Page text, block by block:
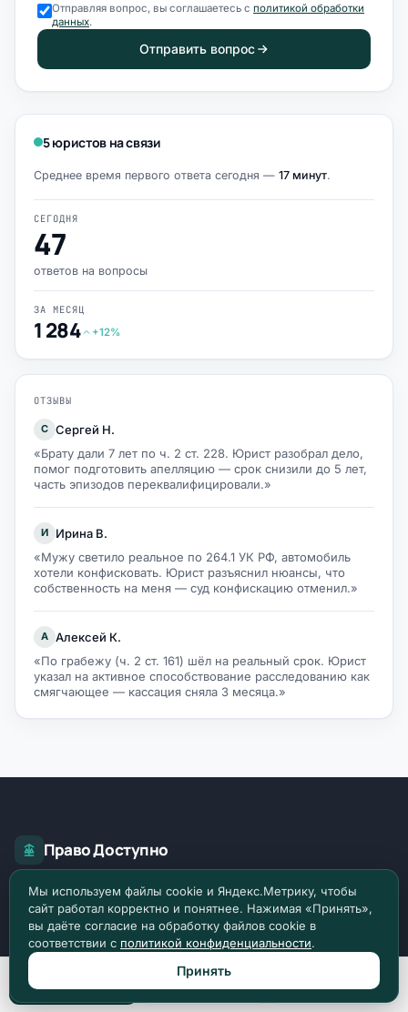
Отправляя вопрос, вы соглашаетесь с политикой обработки
данных.
Отправить вопрос
5 юристов на связи
Среднее время первого ответа сегодня — 17 минут.
СЕГОДНЯ
47
ответов на вопросы
ЗА МЕСЯЦ
1 284 +12%
ОТЗЫВЫ
С Сергей Н.
«Брату дали 7 лет по ч. 2 ст. 228. Юрист разобрал дело,
помог подготовить апелляцию — срок снизили до 5 лет,
часть эпизодов переквалифицировали.»
И
Ирина В.
«Мужу светило реальное по 264.1 УК РФ, автомобиль
хотели конфисковать. Юрист разъяснил нюансы, что
собственность на меня — суд конфискацию отменил.»
А Алексей К.
«По грабежу (ч. 2 ст. 161) шёл на реальный срок. Юрист
указал на активное способствование расследованию как
смягчающее — кассация сняла 3 месяца.»
Право Доступно
О главном в праве. Более 2449 разборов и
инструкций по российскому праву.
Задать вопрос
Мы используем файлы cookie и Яндекс.Метрику, чтобы
сайт работал корректно и понятнее. Нажимая «Принять»,
вы даёте согласие на обработку файлов cookie в
соответствии с политикой конфиденциальности.
Принять